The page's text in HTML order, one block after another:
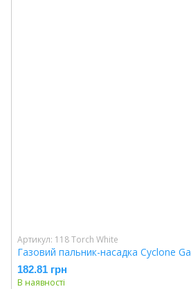
Артикул: 118 Torch White
Газовий пальник-насадка Cyclone
182.81 грн
В наявності